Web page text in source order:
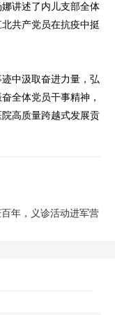
讲述了内儿支部全体
共产党员在抗疫中挺
中汲取奋进力量，弘
全体党员干事精神，
高质量跨越式发展贡
年，义诊活动进军营